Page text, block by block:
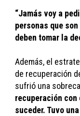
“Jamás voy a
personas que
deben tomar la
Además, el
de recuperación
sufrió una
recuperación con
suceder. Tuvo